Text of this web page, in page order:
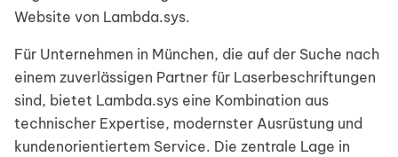
Website von Lambda.sys.
Für Unternehmen in München, die auf der Suche nach
einem zuverlässigen Partner für Laserbeschriftungen
sind, bietet Lambda.sys eine Kombination aus
technischer Expertise, modernster Ausrüstung und
kundenorientiertem Service. Die zentrale Lage in